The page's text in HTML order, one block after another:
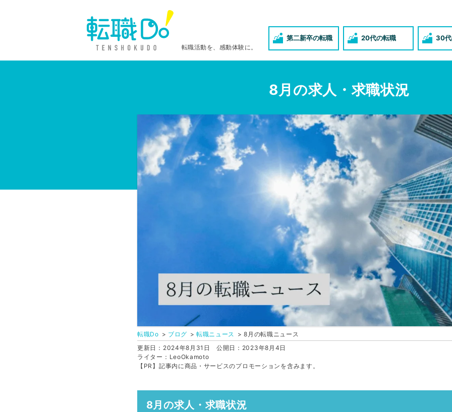
転職活動を、感動体験に。
第二新卒の転職 20代の転職 30代
8月の求人・求職状況
転職Do ブログ 転職ニュース
8月の転職ニュース
更新日：2024年8月31日
公開日：2023年8月4日
ライター：LeoOkamoto
【PR】記事内に商品・サービスのプロモーションを含みます。
8月の求人・求職状況